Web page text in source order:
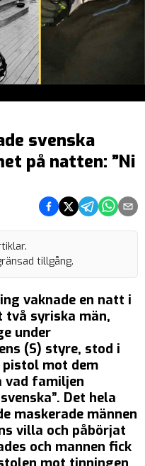
svenska
på natten: ”Ni
Dela på Facebook
Dela på Twitter
Dela påDela på
Dela
tillgång.
vaknade en natt i
syriska män,
under
(S) styre, stod i
mot dem
vad familjen
Det hela
maskerade männen
villa och påbörjat
och mannen fick